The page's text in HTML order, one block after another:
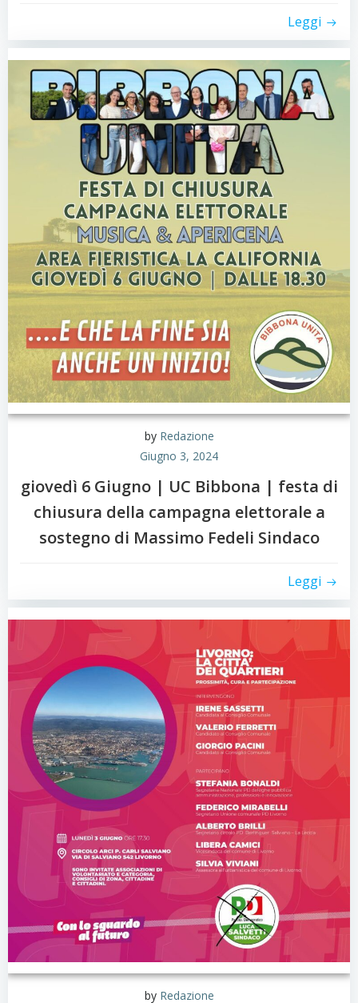
Leggi
by Redazione
Giugno 3, 2024
giovedì 6 Giugno | UC Bibbona | festa di
chiusura della campagna elettorale a
sostegno di Massimo Fedeli Sindaco
Leggi
by Redazione